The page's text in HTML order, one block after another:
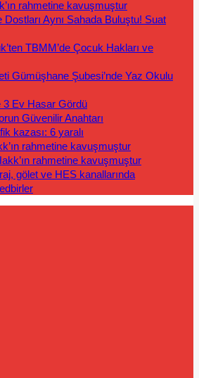
rahmetine kavuşmuştur
Aynı Sahada Buluştu! Suat
TBMM’de Çocuk Hakları ve
Gümüşhane Şubesi’nde Yaz Okulu
3 Ev Hasar Gördü
Güvenilir Anahtarı
kazası: 6 yaralı
rahmetine kavuşmuştur
rahmetine kavuşmuştur
gölet ve HES kanallarında